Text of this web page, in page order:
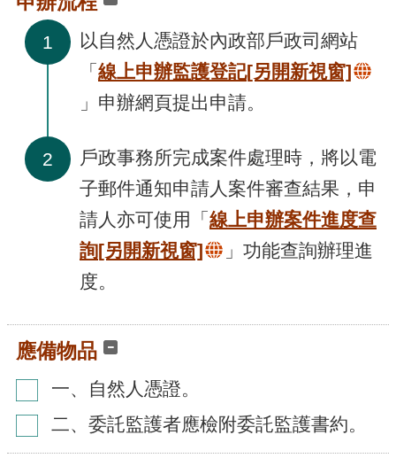
1
以自然人憑證於內政部戶政司網站
「 線上申辦監護登記[另開新視窗]
」申辦網頁提出申請。
2
戶政事務所完成案件處理時，將以電
子郵件通知申請人案件審查結果，申
請人亦可使用「 線上申辦案件進度查
詢[另開新視窗]
」功能查詢辦理進
度。
應備物品
一、自然人憑證。
二、委託監護者應檢附委託監護書約。